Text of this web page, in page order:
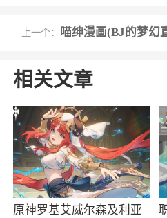
1、小说连载速度堪称
2、图书排行榜：十
榜告诉您当下最火书籍
3、更新更快，优化
4、今日必读、发现
上一个： 喵绅漫画(BJ的梦幻
相关文章
原神罗基艾威尔森及利亚